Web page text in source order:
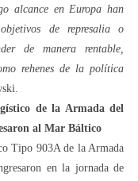
alcance en Europa han
de represalia o
de manera rentable,
rehenes de la política
de la Armada del
al Mar Báltico
Tipo 903A de la Armada
en la jornada de